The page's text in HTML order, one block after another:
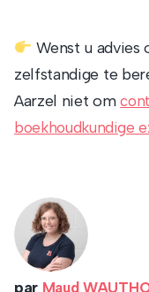
Wenst u advies
zelfstandige te
Aarzel niet om
boekhoudkundige
par Maud